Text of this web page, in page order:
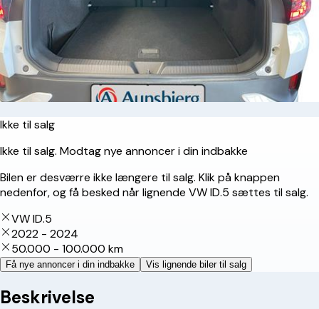
Ikke til salg
Ikke til salg. Modtag nye annoncer i din indbakke
Bilen er desværre ikke længere til salg. Klik på knappen
nedenfor, og få besked når lignende VW ID.5 sættes til salg.
VW ID.5
2022 - 2024
50.000 - 100.000 km
Få nye annoncer i din indbakke Vis lignende biler til salg
Beskrivelse